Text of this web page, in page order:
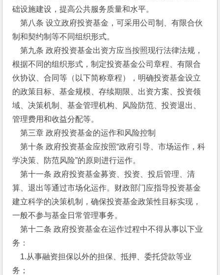
础设施建设，提高公共服务质量和水平。
第八条 设立政府投资基金，可采用公司制、有限合伙
制和契约制等不同组织形式。
第九条 政府投资基金出资方应当按照现行法律法规，
根据不同的组织形式，制定投资基金公司章程、有限合
伙协议、合同等（以下简称章程），明确投资基金设立
的政策目标、基金规模、存续期限、出资方案、投资领
域、决策机制、基金管理机构、风险防范、投资退出、
管理费用和收益分配等。
第三章 政府投资基金的运作和风险控制
第十条 政府投资基金应按照“政府引导、市场运作，科
学决策、防范风险”的原则进行运作。
第十一条 政府投资基金募资、投资、投后管理、清
算、退出等通过市场化运作。财政部门应指导投资基金
建立科学的决策机制，确保投资基金政策性目标实现，
一般不参与基金日常管理事务。
第十二条 政府投资基金在运作过程中不得从事以下业
务：
1.从事融资担保以外的担保、抵押、委托贷款等业
务；